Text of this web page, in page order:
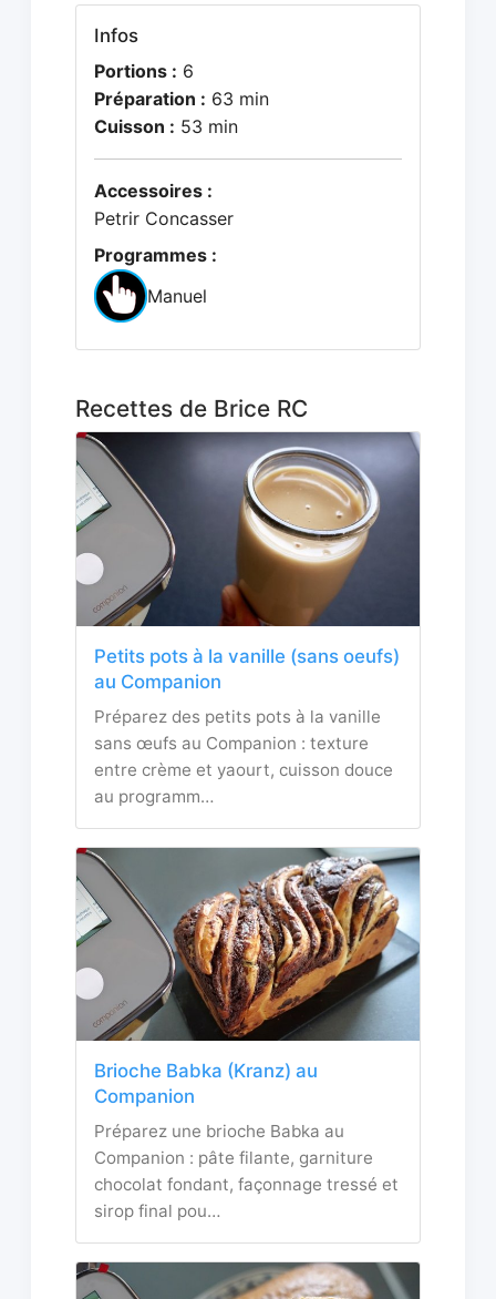
Infos
Portions : 6
Préparation : 63 min
Cuisson : 53 min
Accessoires :
Petrir Concasser
Programmes :
Manuel
Recettes de Brice RC
Petits pots à la vanille (sans oeufs)
au Companion
Préparez des petits pots à la vanille
sans œufs au Companion : texture
entre crème et yaourt, cuisson douce
au programm…
Brioche Babka (Kranz) au
Companion
Préparez une brioche Babka au
Companion : pâte filante, garniture
chocolat fondant, façonnage tressé et
sirop final pou…